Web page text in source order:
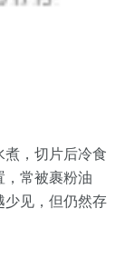
煮，切片后冷食
，常被裹粉油
少见，但仍然存